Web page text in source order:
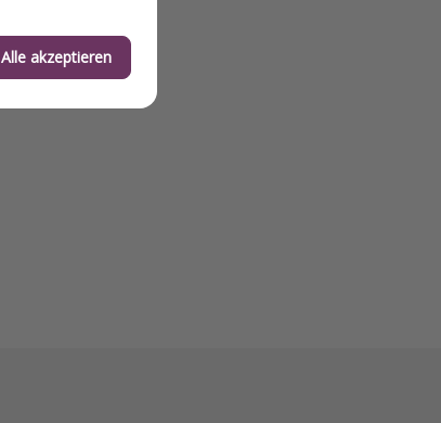
Alle akzeptieren